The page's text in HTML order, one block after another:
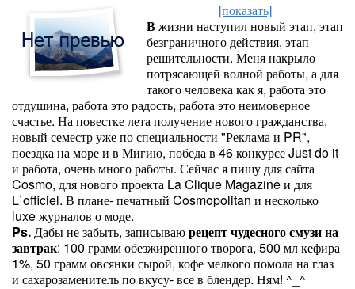
[показать]
Вжизни наступил новый этап, этап
безграничного действия, этап
решительности. Меня накрыло
потрясающей волной работы, а для
такого человека как я, работа это
отдушина, работа это радость, работа это неимоверное
счастье. На повестке лета получение нового гражданства,
новый семестр уже по специальности "Реклама и PR",
поездка на море и в Мигию, победа в 46 конкурсе Just do it
и работа, очень много работы. Сейчас я пишу для сайта
Cosmo, для нового проекта La Clique Magazine и для
L`officiel. В плане- печатный Cosmopolitan и несколько
luxe журналов о моде.
Ps.Дабы не забыть, записываюрецепт чудесного смузи на
завтрак: 100 грамм обезжиренного творога, 500 мл кефира
1%, 50 грамм овсянки сырой, кофе мелкого помола на глаз
и сахарозаменитель по вкусу- все в блендер. Ням! ^_^